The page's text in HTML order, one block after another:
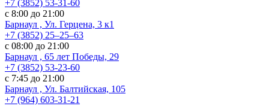
+7 (3852) 53-31-60
с 8:00 до 21:00
Барнаул , Ул. ​Герцена, 3 к1
+7 (3852) 25‒25‒63
с 08:00 до 21:00
Барнаул , 65 лет Победы, 29
+7 (3852) 53-23-60
с 7:45 до 21:00
Барнаул , Ул. Балтийская, 105
+7 (964) 603-31-21